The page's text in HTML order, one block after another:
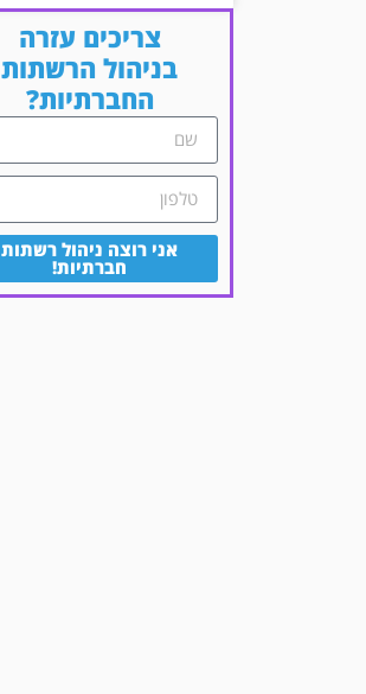
צריכים עזרה
בניהול הרשתות
החברתיות?
אני רוצה ניהול רשתות
חברתיות!